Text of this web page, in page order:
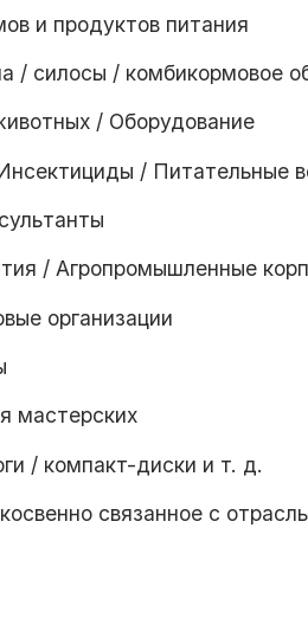
и продуктов питания
/ силосы / комбикормовое
/ Оборудование
/ Питательные
/ Агропромышленные
организации
мастерских
/ компакт-диски и т. д.
связанное с